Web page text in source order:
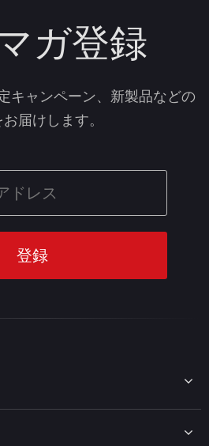
ガ登録
キャンペーン、新製品などの
届けします。